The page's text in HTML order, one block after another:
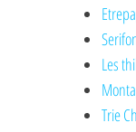
Les
Trie